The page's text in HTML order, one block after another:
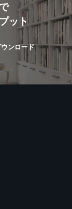
ット
ンロード